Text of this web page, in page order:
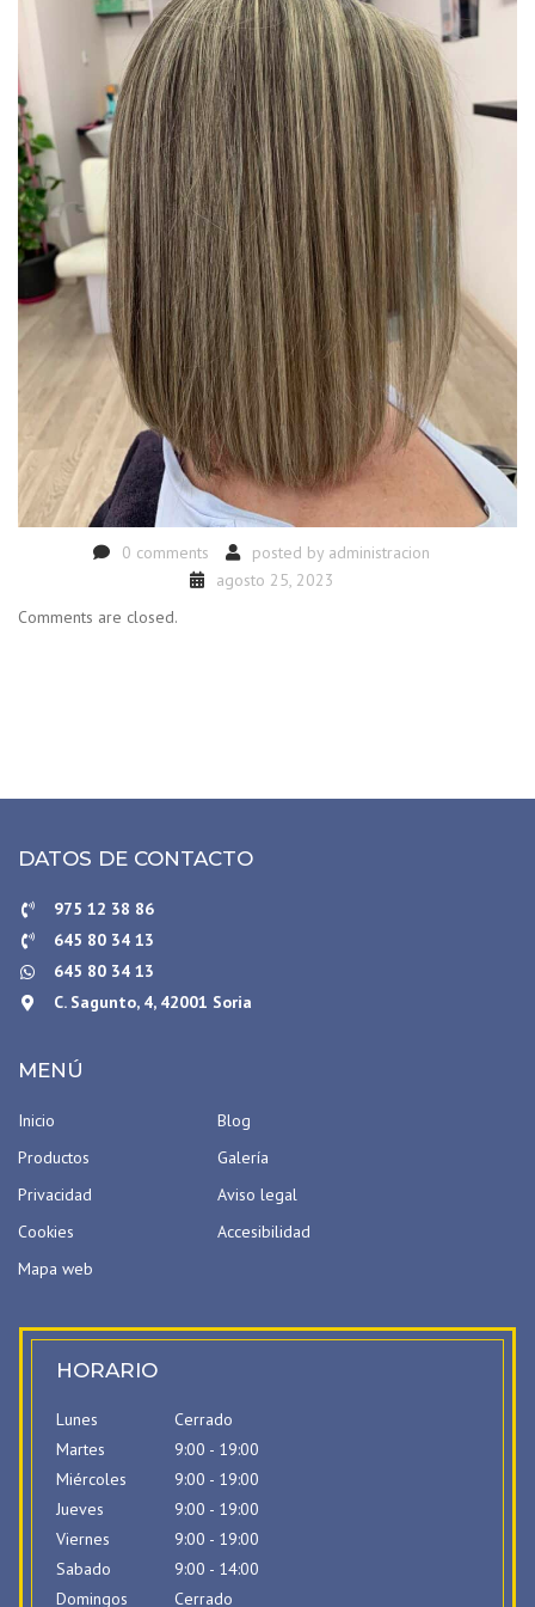
0 comments posted by administracion
agosto 25, 2023
Comments are closed.
DATOS DE CONTACTO
975 12 38 86
645 80 34 13
645 80 34 13
C. Sagunto, 4, 42001 Soria
MENÚ
Inicio
Blog
Productos
Galería
Privacidad
Aviso legal
Cookies
Accesibilidad
Mapa web
HORARIO
Lunes
Cerrado
Martes
9:00 - 19:00
Miércoles
9:00 - 19:00
Jueves
9:00 - 19:00
Viernes
9:00 - 19:00
Sabado
9:00 - 14:00
Domingos
Cerrado